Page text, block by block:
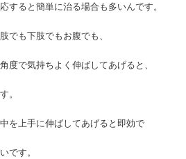
すると簡単に治る場合も多いんです。
でも下肢でもお腹でも、
度で気持ちよく伸ばしてあげると、
。
を上手に伸ばしてあげると即効で
です。